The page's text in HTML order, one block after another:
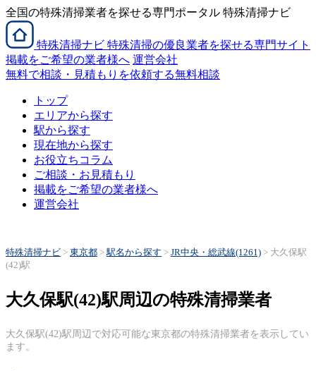
全国の特殊清掃業者を探せる専門ポータル 特殊清掃ナビ
特殊清掃ナビ 特殊清掃の優良業者を探せる専門サイト
掲載をご希望の業者様へ 運営会社
無料で相談・見積もりを依頼する無料相談
トップ
エリアから探す
駅から探す
現在地から探す
お役立ちコラム
ご相談・お見積もり
掲載をご希望の業者様へ
運営会社
特殊清掃ナビ > 東京都 >駅名から探す > JR中央・総武線(1261) > 大久保駅
(42)駅
大久保駅(42)駅周辺の特殊清掃業者
大久保駅(42)駅周辺で対応可能な東京都の特殊清掃業者を表示してい
ます。